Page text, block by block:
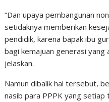
“Dan upaya pembangunan
setidaknya memberikan
pendidik, karena bapak ibu
bagi kemajuan generasi yang
jelaskan.
Namun dibalik hal tersebut,
nasib para PPPK yang setiap